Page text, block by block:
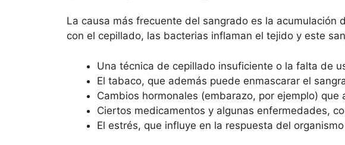
La causa más frecuente del sangrado es la acumulación
con el cepillado, las bacterias inflaman el tejido y este
Una técnica de cepillado insuficiente o la falta de
El tabaco, que además puede enmascarar el
Cambios hormonales (embarazo, por ejemplo)
Ciertos medicamentos y algunas enfermedades,
El estrés, que influye en la respuesta del